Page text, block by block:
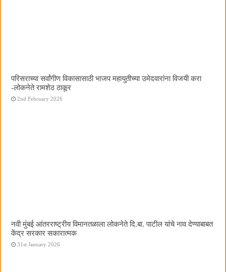
परिसराच्या सर्वांगीण विकासासाठी भाजप महायुतीच्या उमेदवारांना विजयी करा
-लोकनेते रामशेठ ठाकूर
2nd February 2026
नवी मुंबई आंतरराष्ट्रीय विमानतळाला लोकनेते दि.बा. पाटील यांचे नाव देण्याबाबत
केंद्र सरकार सकारात्मक
31st January 2026